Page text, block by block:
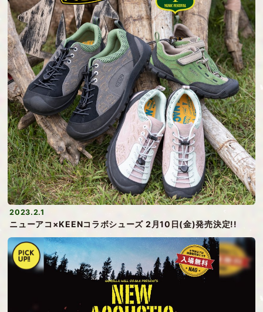
2023.2.1
ニューアコ×KEENコラボシューズ 2月10日(金)発売決定!!